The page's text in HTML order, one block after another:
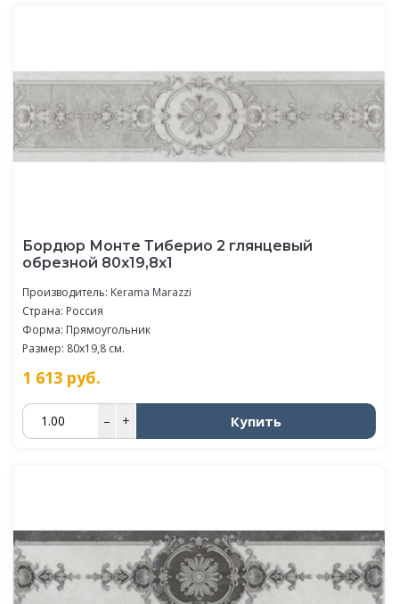
Бордюр Монте Тиберио 2 глянцевый
обрезной 80x19,8x1
Производитель: Kerama Marazzi
Страна: Россия
Форма: Прямоугольник
Размер: 80x19,8 см.
1 613 руб.
– + Купить